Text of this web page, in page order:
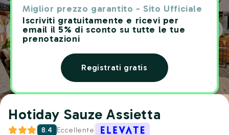
Miglior prezzo garantito - Sito Ufficiale
Iscriviti gratuitamente e ricevi per
email il 5% di sconto su tutte le tue
prenotazioni
Registrati gratis
Hotiday Sauze Assietta
8.4 Eccellente